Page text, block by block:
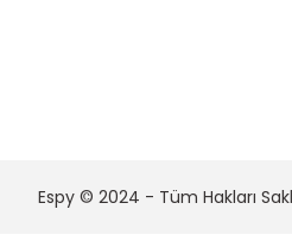
Espy © 2024 - Tüm Hakları